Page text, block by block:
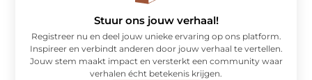
Stuur ons jouw verhaal!
Registreer nu en deel jouw unieke ervaring op ons platform.
Inspireer en verbindt anderen door jouw verhaal te vertellen.
Jouw stem maakt impact en versterkt een community waar
verhalen écht betekenis krijgen.